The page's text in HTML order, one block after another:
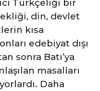
Türkçeliği bir
din, devlet
kısa
edebiyat dışı
sonra Batı’ya
masalları
Daha